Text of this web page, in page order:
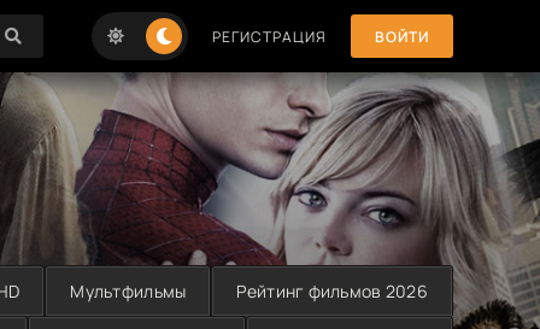
РЕГИСТРАЦИЯ ВОЙТИ
Мультфильмы Рейтинг фильмов 2026